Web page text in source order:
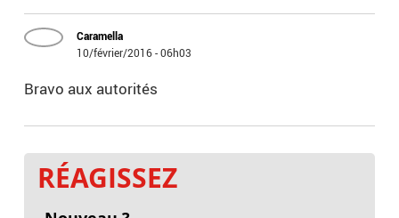
Caramella
10/février/2016 - 06h03
Bravo aux autorités
RÉAGISSEZ